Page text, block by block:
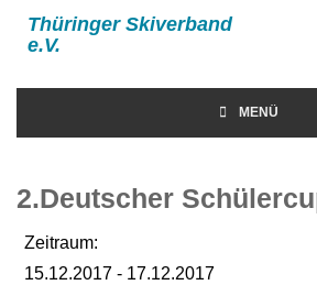
Thüringer Skiverband
e.V.
MENÜ
2.Deutscher
Zeitraum:
15.12.2017 - 17.12.2017